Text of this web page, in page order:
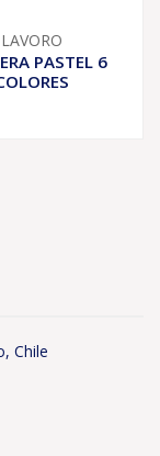
LAVORO
PASTEL 6
Chile